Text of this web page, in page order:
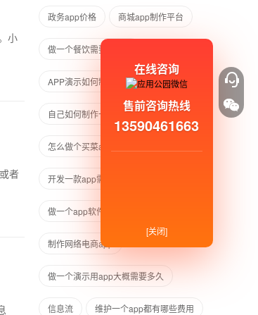
政务app价格 商城app制作平台
做一个餐饮需要APP吗
APP演示如何制作
自己如何制作一个简单的App
怎么做个买菜app
开发一款app需要哪些技术人员
做一个app软件创业项目
制作网络电商app
做一个演示用app大概需要多久
信息流 维护一个app都有哪些费用
在线咨询
售前咨询热线
13590461663
[关闭]